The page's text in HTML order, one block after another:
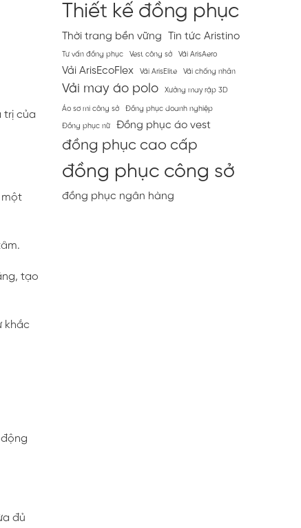
trị của
một
tạo
khắc
đủ
Thiết kế đồng phục
Thời trang bền vững Tin tức Aristino
Tư vấn đồng phục Vest công sở Vải ArisAero
Vải ArisEcoFlex Vải ArisElite Vải chống nhăn
Vải may áo polo Xưởng may rập 3D
Áo sơ mi công sở Đồng phục doanh nghiệp
Đồng phục nữ Đồng phục áo vest
đồng phục cao cấp
đồng phục công sở
đồng phục ngân hàng